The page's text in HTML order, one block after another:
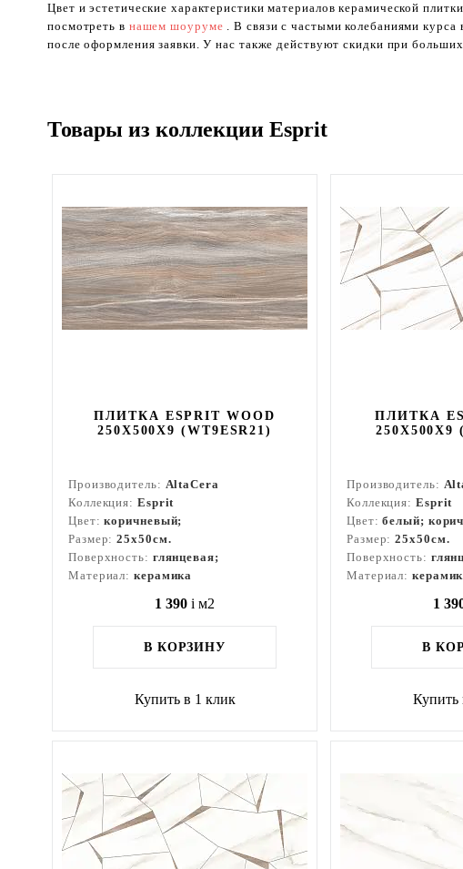
Цвет и эстетические характеристики материалов керамической
посмотреть в нашем шоуруме . В связи с частыми колебаниями
после оформления заявки. У нас также действуют скидки при больших
Товары из коллекции Esprit
ПЛИТКА ESPRIT WOOD
250X500X9 (WT9ESR21)
Производитель: AltaCera
Коллекция: Esprit
Цвет:коричневый;
Размер:25x50см.
Поверхность: глянцевая;
Материал: керамика
1 390 i м2
В КОРЗИНУ
Купить в 1 клик
ПЛИТКА
250X500X9
Производитель:
Коллекция: Esprit
Цвет:белый;
Размер:25x50см.
Поверхность:
Материал:
1
В
Купить